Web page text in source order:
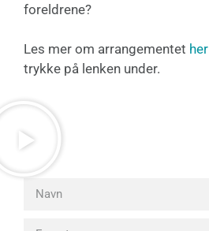
foreldrene?
Les mer om arrangementet her
trykke på lenken under.